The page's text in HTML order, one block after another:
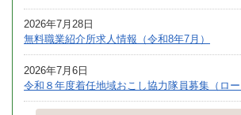
2026年7月28日
無料職業紹介所求人情報（令和8年7月）
2026年7月6日
令和８年度着任地域おこし協力隊員募集（ロー